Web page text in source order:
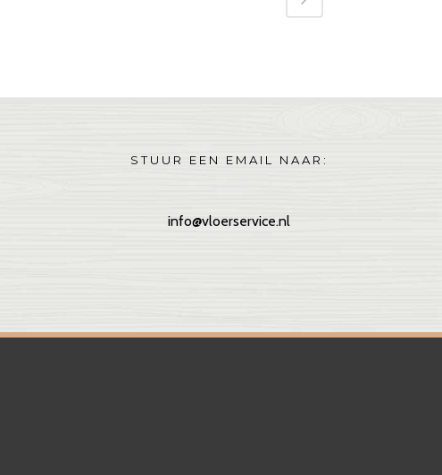
STUUR EEN EMAIL NAAR:
info@vloerservice.nl